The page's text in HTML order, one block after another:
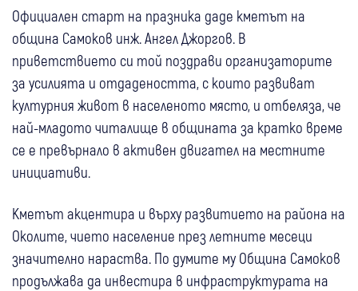
Официален старт на празника даде кметът на
община Самоков инж. Ангел Джоргов. В
приветствието си той поздрави организаторите
за усилията и отдадеността, с които развиват
културния живот в населеното място, и отбеляза, че
най-младото читалище в общината за кратко време
се е превърнало в активен двигател на местните
инициативи.
Кметът акцентира и върху развитието на района на
Околите, чието население през летните месеци
значително нараства. По думите му Община Самоков
продължава да инвестира в инфраструктурата на